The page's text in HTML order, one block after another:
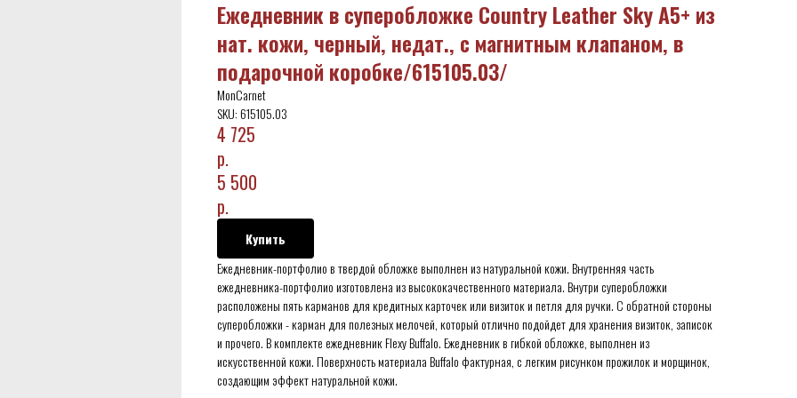
Ежедневник в суперобложке Country Leather Sky A5+ из
нат. кожи, черный, недат., с магнитным клапаном, в
подарочной коробке/615105.03/
MonCarnet
SKU:615105.03
4 725
р.
5 500
р.
Купить
Ежедневник-портфолио в твердой обложке выполнен из натуральной кожи. Внутренняя часть
ежедневника-портфолио изготовлена из высококачественного материала. Внутри суперобложки
расположены пять карманов для кредитных карточек или визиток и петля для ручки. С обратной стороны
суперобложки - карман для полезных мелочей, который отлично подойдет для хранения визиток, записок
и прочего. В комплекте ежедневник Flexy Buffalo. Ежедневник в гибкой обложке, выполнен из
искусственной кожи. Поверхность материала Buffalo фактурная, с легким рисунком прожилок и морщинок,
создающим эффект натуральной кожи.